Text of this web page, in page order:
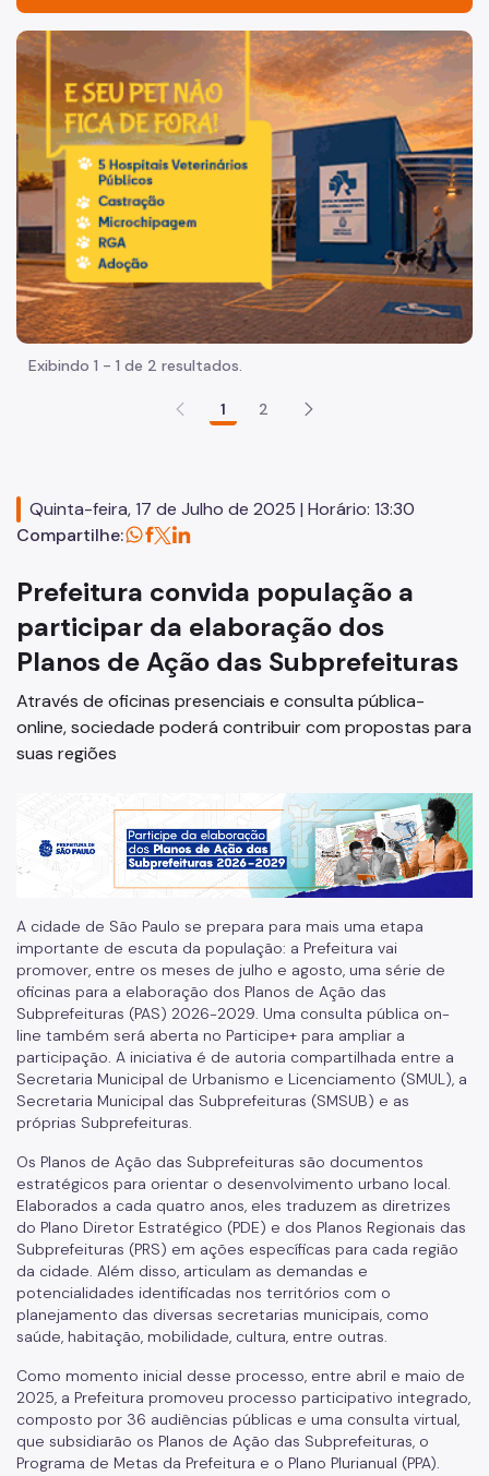
Acesso à Informação
Participação Social
Quadro de Serviços
Acesso à Proteção de Dados Pessoais
Organização
Agenda do Subprefeito
Histórico
Mapa
Plano Regional
Licitações
SP Mais Fácil
Termo de Cooperação
Programa de Metas
Ouvidoria Geral
Imagem de um cachorro caramelo e uma gata rajada,
Exibindo 1 - 1 de 2 resultados.
1 2
Quinta-feira, 17 de Julho de 2025 | Horário: 13:30
Compartilhe:
Prefeitura convida população a
participar da elaboração dos
Planos de Ação das Subprefeituras
Através de oficinas presenciais e consulta pública-
online, sociedade poderá contribuir com propostas para
suas regiões
A cidade de São Paulo se prepara para mais uma etapa
importante de escuta da população: a Prefeitura vai
promover, entre os meses de julho e agosto, uma série de
oficinas para a elaboração dos Planos de Ação das
Subprefeituras (PAS) 2026-2029. Uma consulta pública on-
line também será aberta no Participe+ para ampliar a
participação. A iniciativa é de autoria compartilhada entre a
Secretaria Municipal de Urbanismo e Licenciamento (SMUL), a
Secretaria Municipal das Subprefeituras (SMSUB) e as
próprias Subprefeituras.
Os Planos de Ação das Subprefeituras são documentos
estratégicos para orientar o desenvolvimento urbano local.
Elaborados a cada quatro anos, eles traduzem as diretrizes
do Plano Diretor Estratégico (PDE) e dos Planos Regionais das
Subprefeituras (PRS) em ações específicas para cada região
da cidade. Além disso, articulam as demandas e
potencialidades identificadas nos territórios com o
planejamento das diversas secretarias municipais, como
saúde, habitação, mobilidade, cultura, entre outras.
Como momento inicial desse processo, entre abril e maio de
2025, a Prefeitura promoveu processo participativo integrado,
composto por 36 audiências públicas e uma consulta virtual,
que subsidiarão os Planos de Ação das Subprefeituras, o
Programa de Metas da Prefeitura e o Plano Plurianual (PPA).